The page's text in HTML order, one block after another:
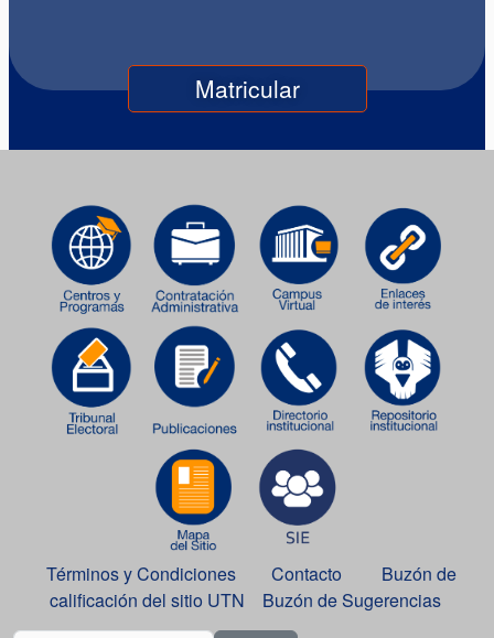
Términos y Condiciones Contacto
Buzón de
calificación del sitio UTN
Buzón de Sugerencias